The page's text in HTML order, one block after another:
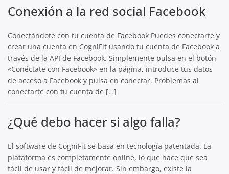
Conexión a la red social Facebook
Conectándote con tu cuenta de Facebook Puedes conectarte y
crear una cuenta en CogniFit usando tu cuenta de Facebook a
través de la API de Facebook. Simplemente pulsa en el botón
«Conéctate con Facebook» en la página, introduce tus datos
de acceso a Facebook y pulsa en conectar. Problemas al
conectarte con tu cuenta de […]
¿Qué debo hacer si algo falla?
El software de CogniFit se basa en tecnología patentada. La
plataforma es completamente online, lo que hace que sea
fácil de usar y fácil de mejorar. Sin embargo, existe la